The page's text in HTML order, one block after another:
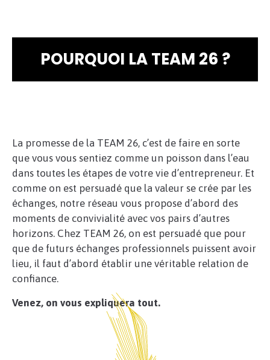
376-293 City Road, Suite 600
Drop us a line
info@yourdomain.com
ABOUT US
Lorem ipsum dolor sit amet, consectetuer
adipiscing elit.
Aenean commodo ligula eget dolor. Aenean
massa. Cum sociis natoque penatibus et magnis
dis parturient montes, nascetur ridiculus mus.
Donec quam felis, ultricies nec.
La promesse de la TEAM 26, c’est de faire en sorte
que vous vous sentiez comme un poisson dans l’eau
dans toutes les étapes de votre vie d’entrepreneur. Et
comme on est persuadé que la valeur se crée par les
échanges, notre réseau vous propose d’abord des
moments de convivialité avec vos pairs d’autres
horizons. Chez TEAM 26, on est persuadé que pour
que de futurs échanges professionnels puissent avoir
lieu, il faut d’abord établir une véritable relation de
confiance.
Venez, on vous expliquera tout.
POURQUOI LA TEAM 26 ?